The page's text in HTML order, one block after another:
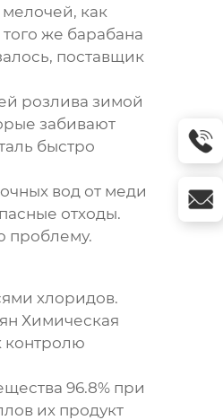
как
же барабана
поставщик
розлива зимой
забивают
быстро
вод от меди
отходы.
проблему.
хлоридов.
Химическая
контролю
96.8% при
их продукт